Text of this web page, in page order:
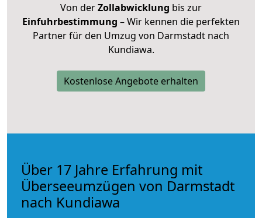
Von derZollabwicklung bis zur
Einfuhrbestimmung – Wir kennen die perfekten
Partner für den Umzug von Darmstadt nach
Kundiawa.
Kostenlose Angebote erhalten
Über 17 Jahre Erfahrung mit
Überseeumzügen von Darmstadt
nach Kundiawa